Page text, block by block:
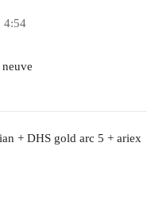
4:54
+ DHS gold arc 5 + ariex